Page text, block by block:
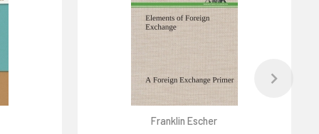
Franklin Escher